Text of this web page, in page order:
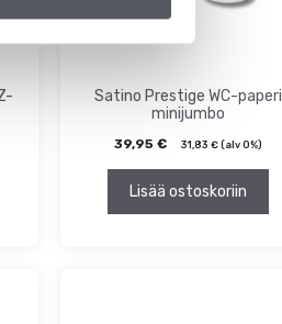
Satino Prestige WC-paperi
minijumbo
39,95 € 31,83 €(alv 0%)
Lisää ostoskoriin